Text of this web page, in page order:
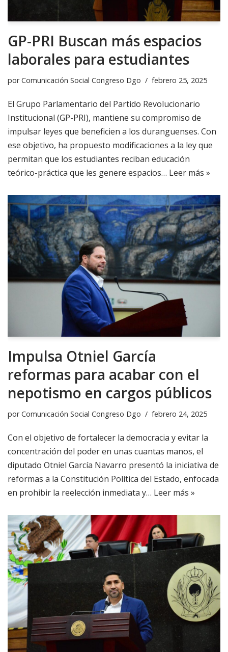
GP-PRI Buscan más espacios
laborales para estudiantes
porComunicación Social Congreso Dgo febrero 25, 2025
El Grupo Parlamentario del Partido Revolucionario
Institucional (GP-PRI), mantiene su compromiso de
impulsar leyes que beneficien a los duranguenses. Con
ese objetivo, ha propuesto modificaciones a la ley que
permitan que los estudiantes reciban educación
teórico-práctica que les genere espacios… Leer más »
Impulsa Otniel García
reformas para acabar con el
nepotismo en cargos públicos
porComunicación Social Congreso Dgo febrero 24, 2025
Con el objetivo de fortalecer la democracia y evitar la
concentración del poder en unas cuantas manos, el
diputado Otniel García Navarro presentó la iniciativa de
reformas a la Constitución Política del Estado, enfocada
en prohibir la reelección inmediata y… Leer más »